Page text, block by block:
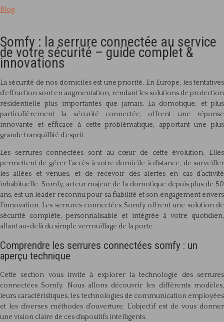
Blog
Somfy : la serrure connectée au service
de votre sécurité – guide complet &
innovations
La sécurité de nos domiciles est une priorité. En Europe, les tentatives
d’effraction sont en augmentation, rendant les solutions de protection
résidentielle plus importantes que jamais. La domotique, et plus
particulièrement la sécurité connectée, offrent une réponse
innovante et efficace à cette problématique, apportant une plus
grande tranquillité d’esprit.
Les serrures connectées sont au cœur de cette évolution. Elles
permettent de gérer l’accès à votre domicile à distance, de surveiller
les allées et venues, et de recevoir des alertes en cas d’activité
inhabituelle. Somfy, acteur majeur de la domotique depuis plus de 50
ans, est un leader reconnu pour sa fiabilité et son engagement envers
l’innovation. Les serrures connectées Somfy offrent une solution de
sécurité complète, personnalisable et intégrée à votre quotidien,
allant au-delà du simple verrouillage de la porte.
Comprendre les serrures connectées somfy : un
aperçu technique
Cette section vous invite à explorer la technologie des serrures
connectées Somfy. Nous allons découvrir les différents modèles,
leurs caractéristiques, les technologies de communication employées
et les diverses méthodes d’ouverture. L’objectif est de vous donner
une vision claire de ces dispositifs intelligents.